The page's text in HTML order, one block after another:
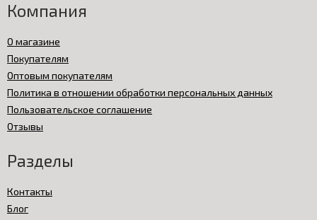
Компания
О магазине
Покупателям
Оптовым покупателям
Политика в отношении обработки персональных данных
Пользовательское соглашение
Отзывы
Разделы
Контакты
Блог